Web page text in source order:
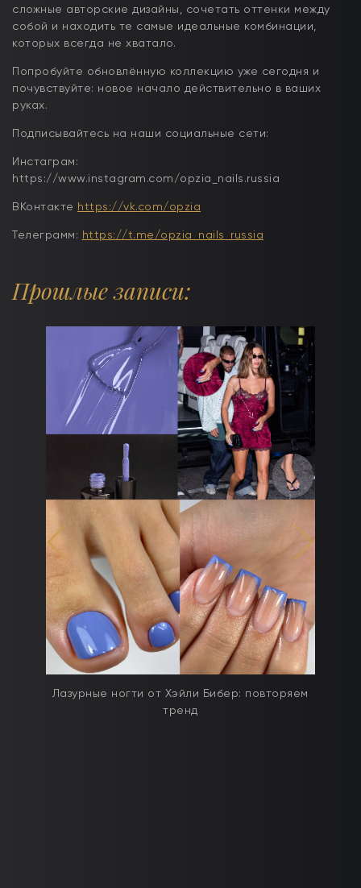
сложные авторские дизайны, сочетать оттенки между
собой и находить те самые идеальные комбинации,
которых всегда не хватало.
Попробуйте обновлённую коллекцию уже сегодня и
почувствуйте: новое начало действительно в ваших
руках.
Подписывайтесь на наши социальные сети:
Инстаграм:
https://www.instagram.com/opzia_nails.russia
ВКонтакте https://vk.com/opzia
Телеграмм: https://t.me/opzia_nails_russia
Прошлые записи:
Лазурные ногти от Хэйли Бибер: повторяем
тренд